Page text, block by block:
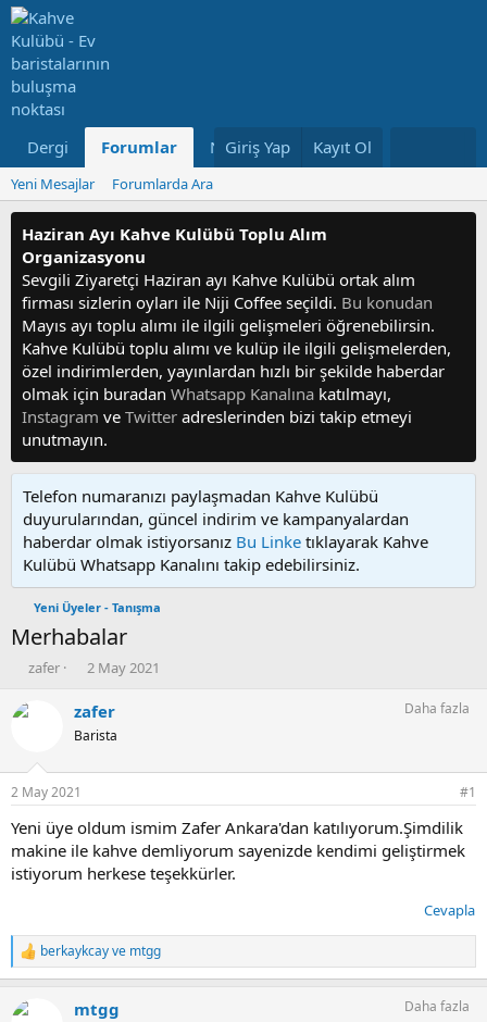
Dergi Forumlar Neler Yeni Kullanıcılar
Giriş Yap Kayıt Ol
Yeni Mesajlar Forumlarda Ara
Haziran Ayı Kahve Kulübü Toplu Alım
Organizasyonu
Sevgili Ziyaretçi Haziran ayı Kahve Kulübü ortak alım
firması sizlerin oyları ile Niji Coffee seçildi. Bu konudan
Mayıs ayı toplu alımı ile ilgili gelişmeleri öğrenebilirsin.
Kahve Kulübü toplu alımı ve kulüp ile ilgili gelişmelerden,
özel indirimlerden, yayınlardan hızlı bir şekilde haberdar
olmak için buradan Whatsapp Kanalına katılmayı,
Instagram ve Twitter adreslerinden bizi takip etmeyi
unutmayın.
Telefon numaranızı paylaşmadan Kahve Kulübü
duyurularından, güncel indirim ve kampanyalardan
haberdar olmak istiyorsanız Bu Linke tıklayarak Kahve
Kulübü Whatsapp Kanalını takip edebilirsiniz.
Yeni Üyeler - Tanışma
Merhabalar
K
n
u
b
a
ş
a
t
zafer
B
ş
a
ı
ç
a
r
i
2 May 2021
zafer
Barista
Daha fazla
2 May 2021 #1
Yeni üye oldum ismim Zafer Ankara'dan katılıyorum.Şimdilik
makine ile kahve demliyorum sayenizde kendimi geliştirmek
istiyorum herkese teşekkürler.
Cevapla
T
e
k
berkaykcayve mtgg
mtgg Daha fazla